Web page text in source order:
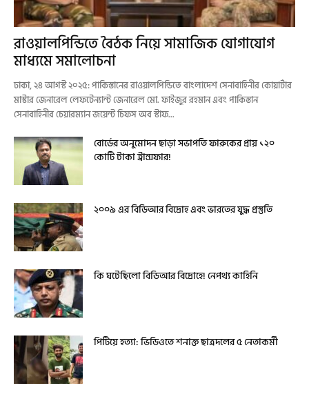
রাওয়ালপিন্ডিতে বৈঠক নিয়ে সামাজিক যোগাযোগ
মাধ্যমে সমালোচনা
ঢাকা, ২৪ আগস্ট ২০২৫: পাকিস্তানের রাওয়ালপিন্ডিতে বাংলাদেশ সেনাবাহিনীর কোয়ার্টার
মাস্টার জেনারেল লেফটেন্যান্ট জেনারেল মো. ফাইজুর রহমান এবং পাকিস্তান
সেনাবাহিনীর চেয়ারম্যান জয়েন্ট চিফস অব স্টাফ...
বোর্ডের অনুমোদন ছাড়া সভাপতি ফারুকের প্রায় ১২০
কোটি টাকা ট্রান্সফার!
২০০৯ এর বিডিআর বিদ্রোহ এবং ভারতের যুদ্ধ প্রস্তুতি
কি ঘটেছিলো বিডিআর বিদ্রোহে! নেপথ্য কাহিনি
পিটিয়ে হত্যা: ভিডিওতে শনাক্ত ছাত্রদলের ৫ নেতাকর্মী